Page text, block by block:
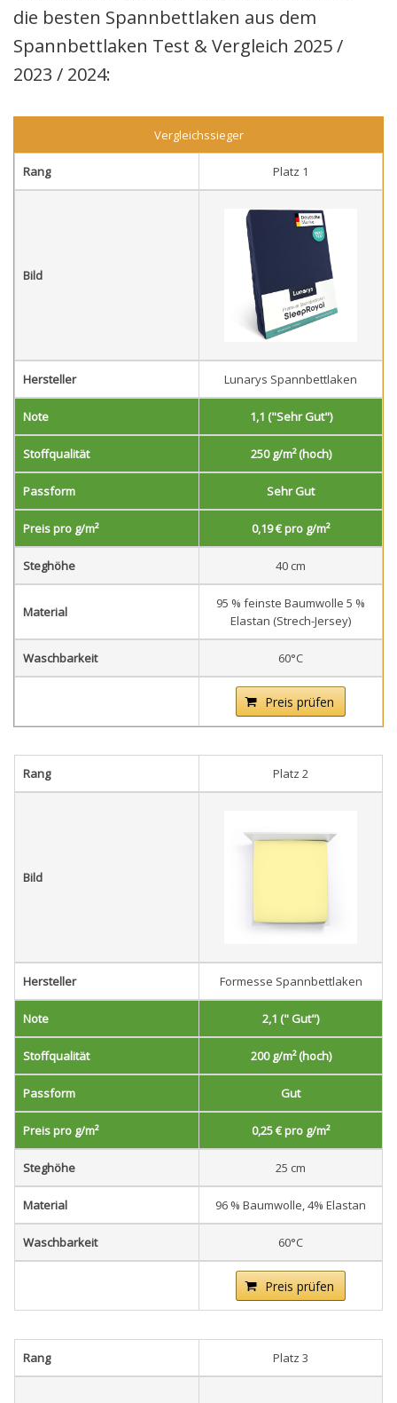
die besten Spannbettlaken aus dem
Spannbettlaken Test & Vergleich 2025 /
2023 / 2024:
Vergleichssieger
Rang Platz 1
Bild
Hersteller Lunarys Spannbettlaken
Note 1,1 ("Sehr Gut")
Stoffqualität 250 g/m² (hoch)
Passform Sehr Gut
Preis pro g/m² 0,19 € pro g/m²
Steghöhe 40 cm
Material
95 % feinste Baumwolle 5 %
Elastan (Strech-Jersey)
Waschbarkeit 60°C
Preis prüfen
Rang Platz 2
Bild
Hersteller Formesse Spannbettlaken
Note 2,1 (" Gut")
Stoffqualität 200 g/m² (hoch)
Passform Gut
Preis pro g/m² 0,25 € pro g/m²
Steghöhe 25 cm
Material 96 % Baumwolle, 4% Elastan
Waschbarkeit 60°C
Preis prüfen
Rang Platz 3